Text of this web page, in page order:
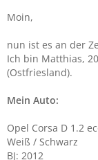
Moin,
nun ist es an der
Ich bin Matthias,
(Ostfriesland).
Mein Auto:
Opel Corsa D 1.2
Weiß / Schwarz
BJ: 2012